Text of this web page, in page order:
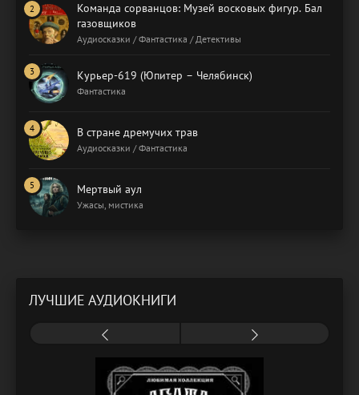
Команда сорванцов: Музей восковых фигур. Бал
газовщиков
Аудиосказки / Фантастика / Детективы
Курьер-619 (Юпитер – Челябинск)
Фантастика
В стране дремучих трав
Аудиосказки / Фантастика
Мертвый аул
Ужасы, мистика
ЛУЧШИЕ АУДИОКНИГИ